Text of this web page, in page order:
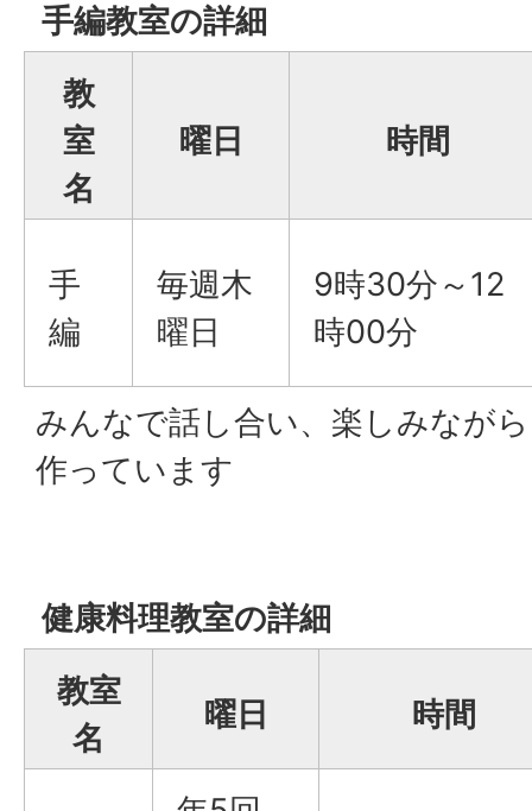
手編教室の詳細
教
室
名
曜日 時間
手
編
毎週木
曜日
9時30分～12
時00分
みんなで話し合い、楽しみなが
作っています
健康料理教室の詳細
教室
名
曜日 時間